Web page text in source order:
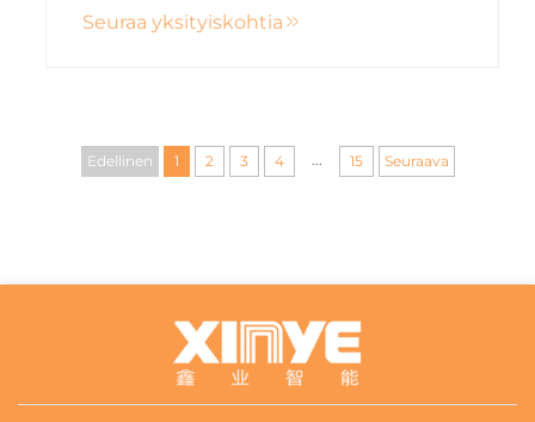
toiminnallisesti käyttökelpoisia
hallinneet alaa...
Seuraa yksityiskohtia
Edellinen 1 2 3 4 15 Seuraava